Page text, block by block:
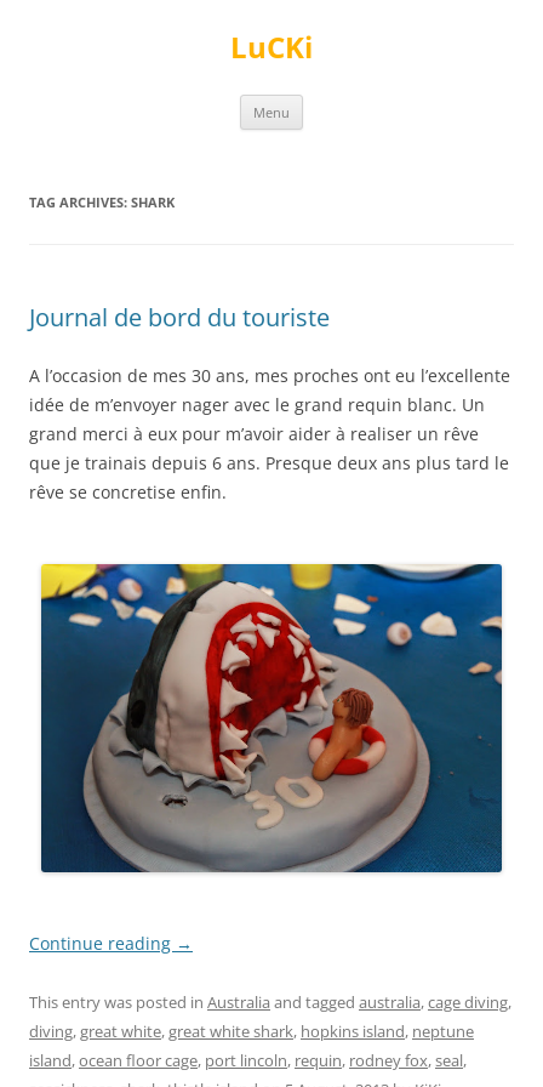
LuCKi
Menu
TAG ARCHIVES: SHARK
Journal de bord du touriste
A l’occasion de mes 30 ans, mes proches ont eu l’excellente
idée de m’envoyer nager avec le grand requin blanc. Un
grand merci à eux pour m’avoir aider à realiser un rêve
que je trainais depuis 6 ans. Presque deux ans plus tard le
rêve se concretise enfin.
Continue reading →
This entry was posted in Australia and tagged australia,cage diving,
diving,great white,great white shark, hopkins island, neptune
island,ocean floor cage, port lincoln, requin, rodney fox,seal,